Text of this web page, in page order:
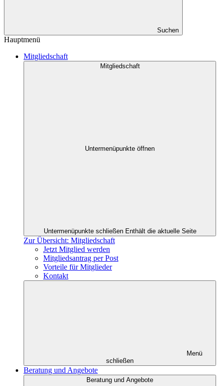
Suchen
Hauptmenü
Mitgliedschaft
Mitgliedschaft
Untermenüpunkte öffnen
Untermenüpunkte schließen Enthält die aktuelle Seite
Zur Übersicht: Mitgliedschaft
Jetzt Mitglied werden
Mitgliedsantrag per Post
Vorteile für Mitglieder
Kontakt
Menü
schließen
Beratung und Angebote
Beratung und Angebote